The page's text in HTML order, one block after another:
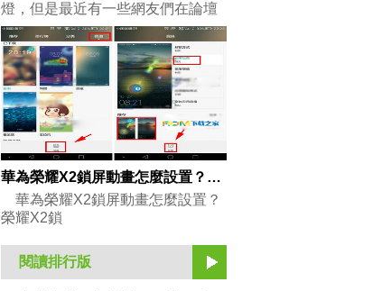
燈，但是最近有一些網友們在論壇
咨詢努比
華為榮耀X2鎖屏動畫怎麼設置？秒懂教程分享！
華為榮耀X2鎖屏動畫怎麼設置？
榮耀X2鎖
閱讀排行版